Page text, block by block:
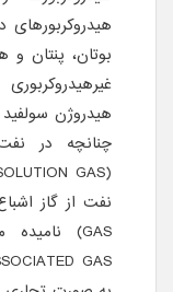
هیدروکربورهای
بوتان، پنتان
هیدروژن
چنانچه در